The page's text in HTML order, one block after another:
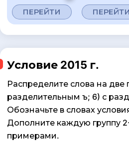
ПЕРЕЙТИ ПЕРЕЙТИ
Условие 2015 г.
Распределите слова на две
разделительным ъ; 6) с
Обозначьте в словах
Дополните каждую группу
примерами.